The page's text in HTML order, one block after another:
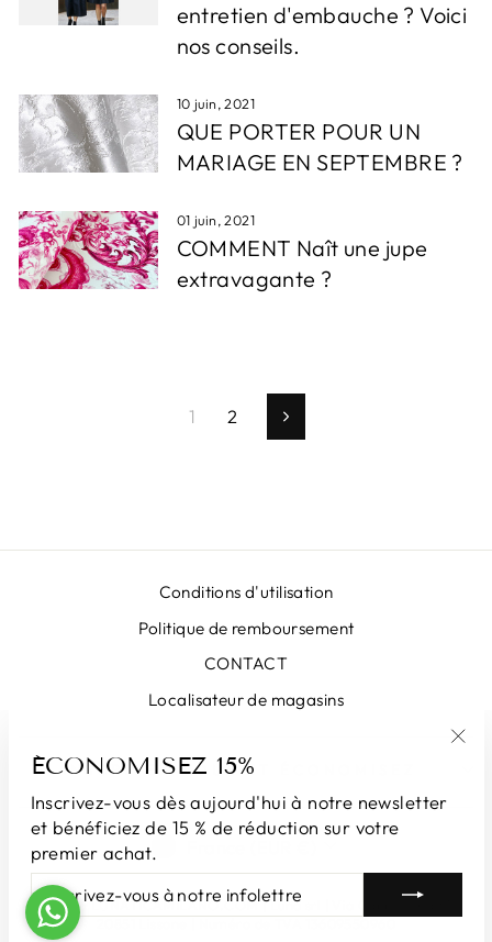
ÉCONOMISEZ 15%
Inscrivez-vous dès aujourd'hui à notre newsletter
et bénéficiez de 15 % de réduction sur votre
premier achat.
INSCRIVEZ-
VOUS
À
S'INSCRIRE
entretien d'embauche ? Voici
nos conseils.
10 juin, 2021
QUE PORTER POUR UN
MARIAGE EN SEPTEMBRE ?
01 juin, 2021
COMMENT Naît une jupe
extravagante ?
1 2 Suivant
Conditions d'utilisation
Politique de remboursement
CONTACT
Localisateur de magasins
INSCRIVEZ-VOUS ET ÉCONOMISEZ
DEVISE
© 2026 LUNATICAMILANO.COM | Luna srl ​​​​| Via Cappuccina 61,